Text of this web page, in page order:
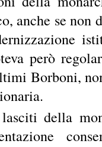
anche se non
però
Borboni,
della